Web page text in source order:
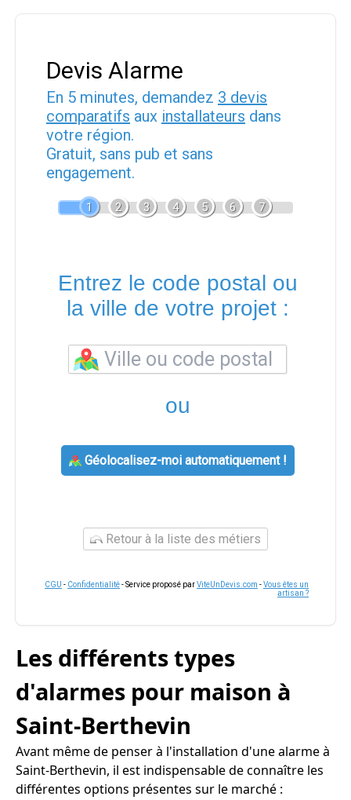
Devis Alarme
En 5 minutes, demandez 3 devis
comparatifs aux installateurs dans
votre région.
Gratuit, sans pub et sans
engagement.
1 2 3 4 5 6 7
Entrez le code postal ou
la ville de votre projet :
ou
Géolocalisez-moi automatiquement !
Retour à la liste des métiers
CGU - Confidentialité- Service proposé parViteUnDevis.com -Vous êtes un
artisan ?
Les différents types
d'alarmes pour maison à
Saint-Berthevin
Avant même de penser à l'installation d'une alarme à
Saint-Berthevin, il est indispensable de connaître les
différentes options présentes sur le marché :